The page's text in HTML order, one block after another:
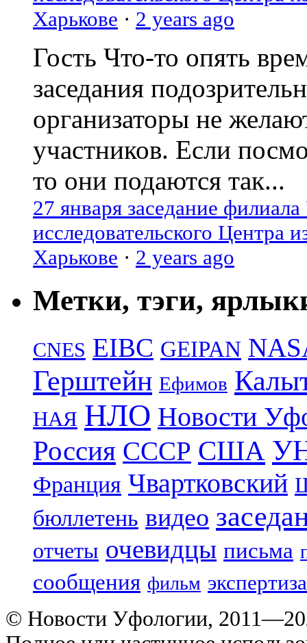
Харькове · 2 years ago
Гость Что-то опять
заседания
организаторы не
участников. Если
то они подаются так...
27 января заседание
исследовательского Центра
Харькове · 2 years ago
Метки, тэги,
CNES EIBC GEIPAN
Герштейн Ефимов
НАЯ НЛО Новости
Россия СССР США
Франция Чвартковский
бюллетень видео
отчеты очевидцы письма
сообщения фильм экспертиза
© Новости Уфологии,